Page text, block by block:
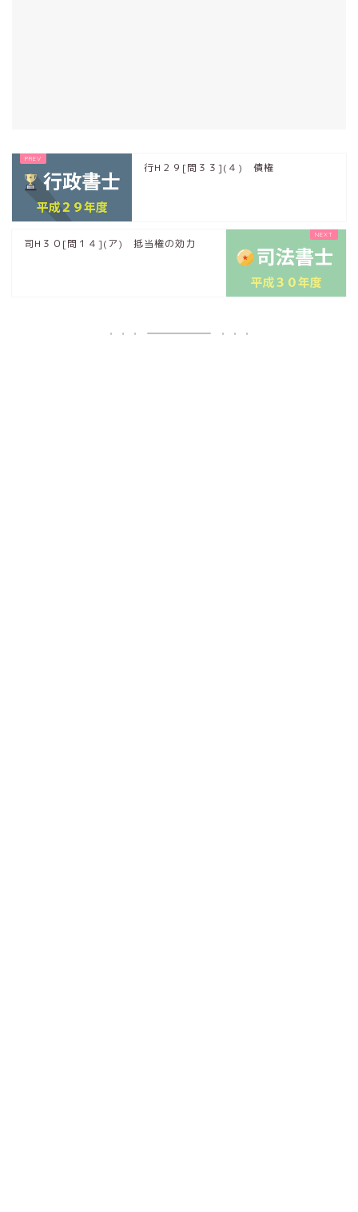
行H２９[問３３](４) 債権
司H３０[問１４](ア) 抵当権の効力